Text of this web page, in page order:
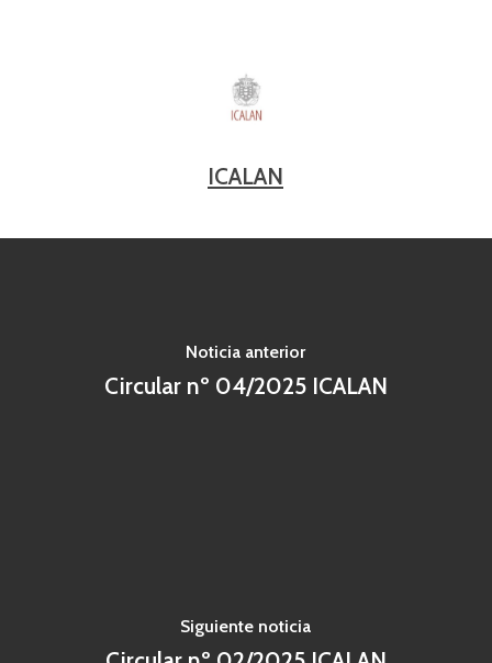
ICALAN
Noticia anterior
Circular nº 04/2025 ICALAN
Siguiente noticia